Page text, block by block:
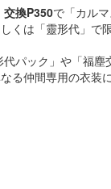
交換P350で「カル
は「靈形代」で
パック」や「福塵
仲間専用の衣装